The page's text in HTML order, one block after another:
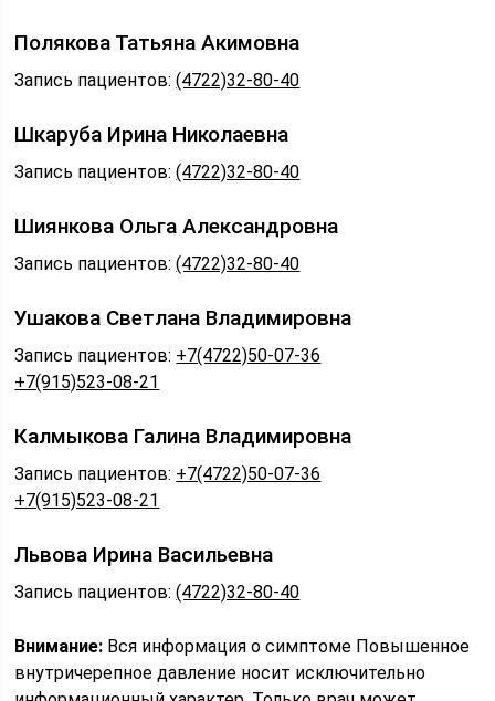
Полякова Татьяна Акимовна
Запись пациентов:(4722)32-80-40
Шкаруба Ирина Николаевна
Запись пациентов:(4722)32-80-40
Шиянкова Ольга Александровна
Запись пациентов:(4722)32-80-40
Ушакова Светлана Владимировна
Запись пациентов: +7(4722)50-07-36
+7(915)523-08-21
Калмыкова Галина Владимировна
Запись пациентов: +7(4722)50-07-36
+7(915)523-08-21
Львова Ирина Васильевна
Запись пациентов:(4722)32-80-40
Внимание: Вся информация о симптоме Повышенное
внутричерепное давление носит исключительно